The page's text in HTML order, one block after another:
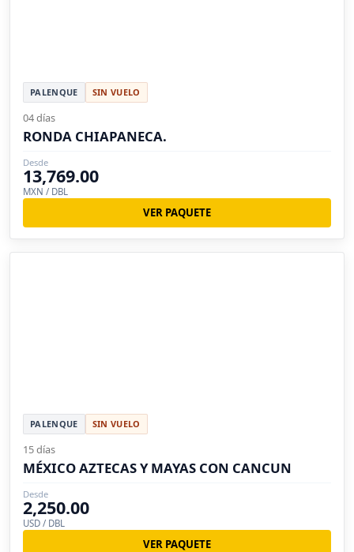
PALENQUE SIN VUELO
04 días
RONDA CHIAPANECA.
Desde
13,769.00
MXN / DBL
VER PAQUETE
PALENQUE SIN VUELO
15 días
MÉXICO AZTECAS Y MAYAS CON CANCUN
Desde
2,250.00
USD / DBL
VER PAQUETE